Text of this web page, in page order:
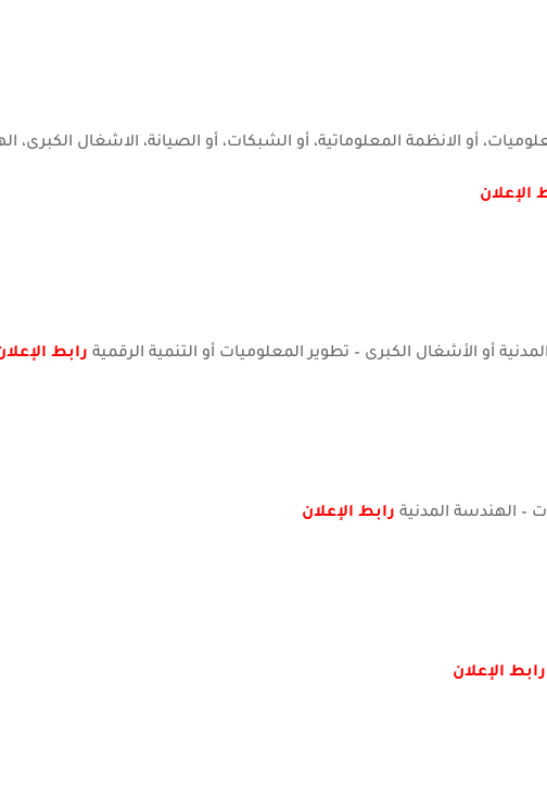
سُلمْ 9 تخصصات: تطوير المعلوميات، أو الانظمة المعلوماتية، أو الشبكات، أو الصيانة، الاشغال
الإعلان
رابط
رابط الإعلان
رابط الإعلان